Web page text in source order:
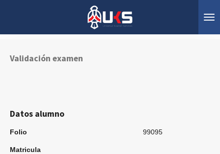
Validación examen
Datos alumno
Folio 99095
Matricula